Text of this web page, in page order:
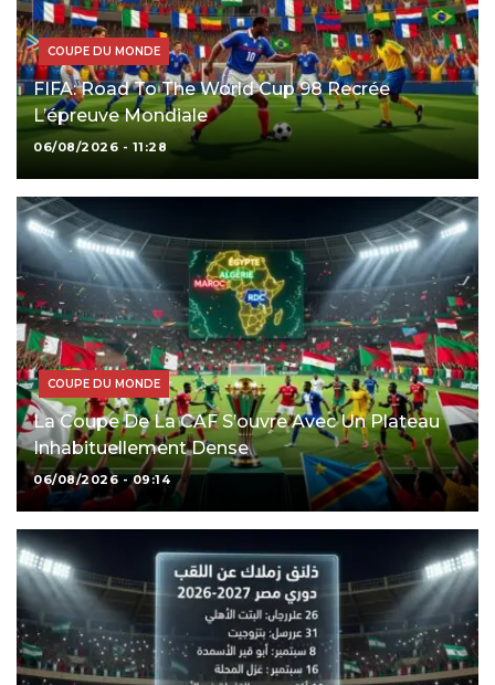
COUPE DU MONDE
FIFA: Road To The World Cup 98 Recrée
L’épreuve Mondiale
06/08/2026 - 11:28
COUPE DU MONDE
La Coupe De La CAF S’ouvre Avec Un Plateau
Inhabituellement Dense
06/08/2026 - 09:14